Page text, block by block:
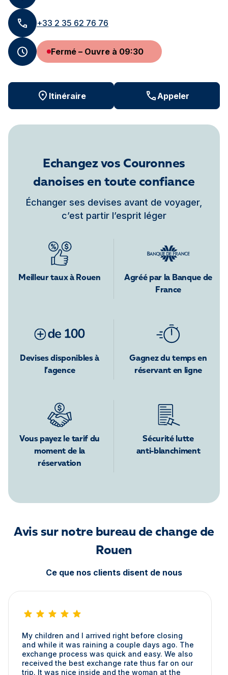
+33 2 35 62 76 76
Fermé – Ouvre à 09:30
Itinéraire Appeler
Echangez vos Couronnes
danoises en toute confiance
Échanger ses devises avant de voyager,
c’est partir l’esprit léger
Meilleur taux à Rouen
Agréé par la Banque de
France
Devises disponibles à
l’agence
Gagnez du temps en
réservant en ligne
Vous payez le tarif du
moment de la
réservation
Sécurité lutte
anti-blanchiment
Avis sur notre bureau de change de
Rouen
Ce que nos clients disent de nous
My children and I arrived right before closing
and while it was raining a couple days ago. The
exchange process was quick and easy. We also
received the best exchange rate thus far on our
trip. It was nice inside and the woman at the